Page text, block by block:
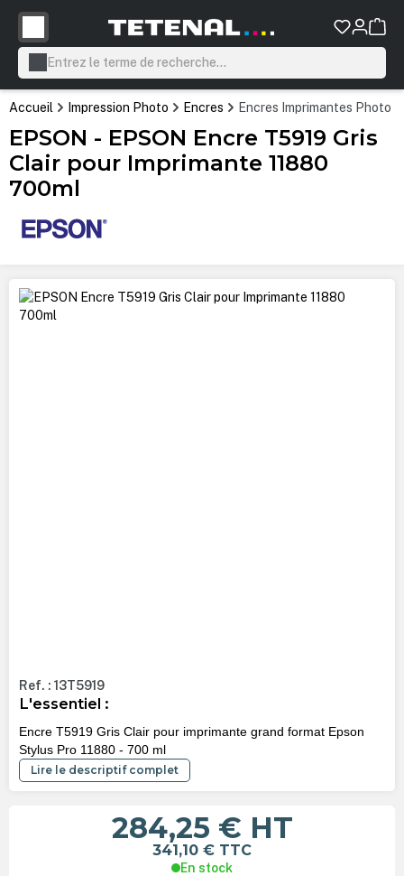
principal
Accueil Impression Photo Encres Encres Imprimantes Photo
EPSON - EPSON Encre T5919 Gris
Clair pour Imprimante 11880
700ml
Ignorer la galerie d'images
Ref. : 13T5919
L'essentiel :
Encre T5919 Gris Clair pour imprimante grand format Epson
Stylus Pro 11880 - 700 ml
Lire le descriptif complet
284,25 € HT
341,10 € TTC
En stock